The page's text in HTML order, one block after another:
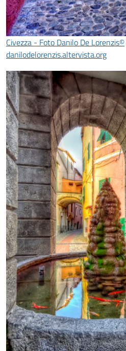
Civezza - Foto Danilo De Lorenzis©
danilodelorenzis.altervista.org